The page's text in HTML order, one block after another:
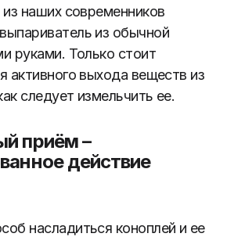
наших современников
из обычной
руками. Только стоит
активного выхода веществ из
следует измельчить ее.
приём –
действие
насладиться коноплей и ее